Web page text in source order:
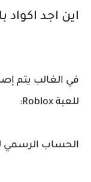
اين اجد اكواد
في الغالب يتم
للعبة Roblox:
الحساب الرسمي